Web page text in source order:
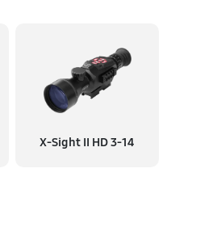
X-Sight II HD 3-14